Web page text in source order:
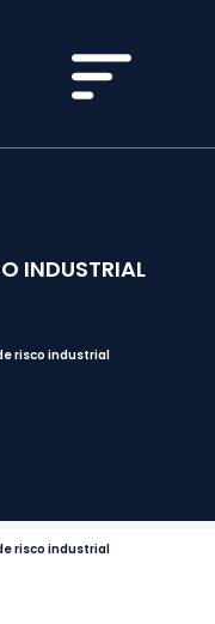
INDUSTRIAL
risco industrial
risco industrial